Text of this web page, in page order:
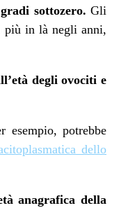
sottozero. Gli
più in là negli anni,
degli ovociti e
esempio, potrebbe
dello
anagrafica della